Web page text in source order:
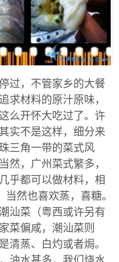
过，不管家乡的大餐
求材料的原汁原味，
么开怀大吃过了。许
实不是这样，细分来
三角一带的菜式风
然，广州菜式繁多，
乎都可以做材料，相
然也喜欢蒸，喜糖。
汕菜（粤西或许另有
菜偏咸，潮汕菜则
清蒸、白灼或者焗。
油水甚多，我们烧水